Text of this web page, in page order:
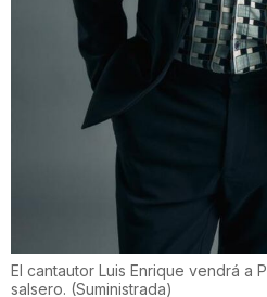
El cantautor Luis Enrique vendrá a
salsero. (Suministrada)